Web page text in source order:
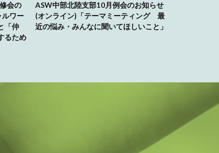
会の
ワー
「仲
るため
ASW中部北陸支部10月例会のお知らせ
(オンライン)「テーマミーティング 最
近の悩み・みんなに聞いてほしいこと」